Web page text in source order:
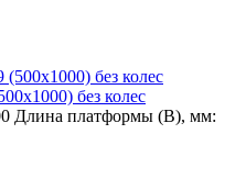
без колес
Длина платформы (В), мм: